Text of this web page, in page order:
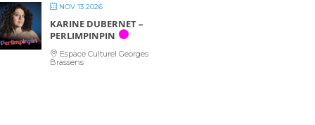
NOV 13 2026
KARINE DUBERNET –
PERLIMPINPIN
Espace Culturel Georges
Brassens